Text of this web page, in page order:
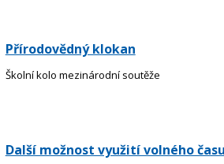
Přírodovědný klokan
Školní kolo mezinárodní soutěže
Další možnost využití volného času